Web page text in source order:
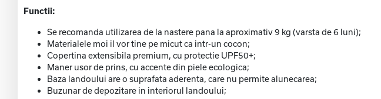
Functii:
Se recomanda utilizarea de la nastere pana la aproximativ 9 kg (varsta de 6 luni);
Materialele moi il vor tine pe micut ca intr-un cocon;
Copertina extensibila premium, cu protectie UPF50+;
Maner usor de prins, cu accente din piele ecologica;
Baza landoului are o suprafata aderenta, care nu permite alunecarea;
Buzunar de depozitare in interiorul landoului;